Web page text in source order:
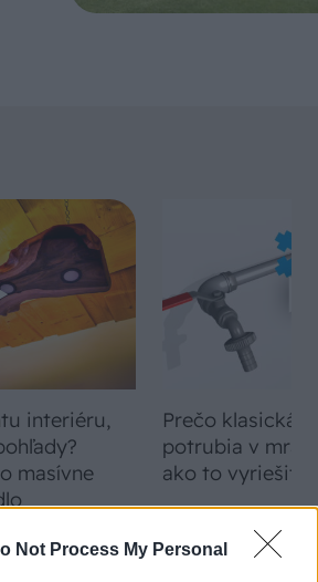
Not Process My Personal
interiéru,
masívne
Prečo klasická
potrubia v
ako to vyriešiť